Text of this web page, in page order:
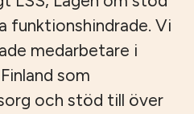
funktionshindrade. Vi
medarbetare i
som
och stöd till över